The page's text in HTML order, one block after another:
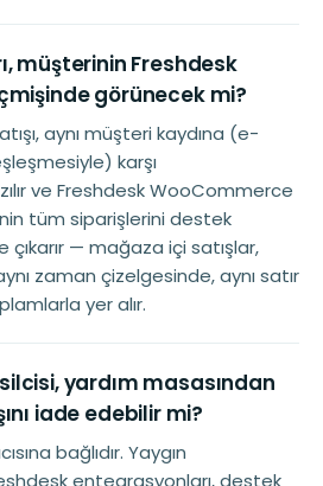
müşterinin Freshdesk
görünecek mi?
aynı müşteri kaydına (e-
karşı
ve Freshdesk WooCommerce
tüm siparişlerini destek
— mağaza içi satışlar,
zaman çizelgesinde, aynı satır
yer alır.
yardım masasından
iade edebilir mi?
bağlıdır. Yaygın
entegrasyonları, destek